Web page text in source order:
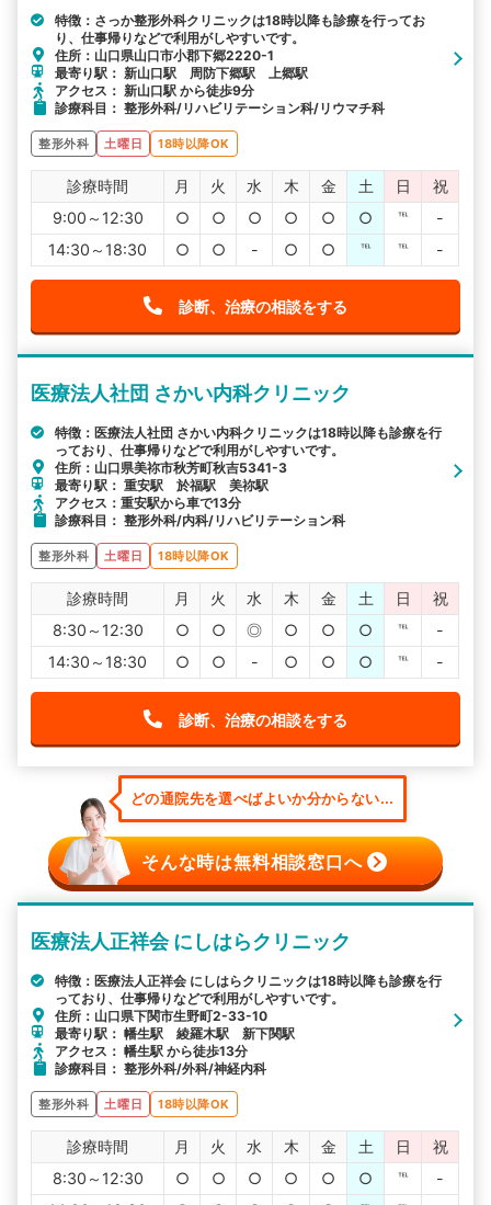
特徴：さっか整形外科クリニックは18時以降も診療を行ってお
り、仕事帰りなどで利用がしやすいです。
住所：山口県山口市小郡下郷2220-1
最寄り駅： 新山口駅 周防下郷駅 上郷駅
アクセス： 新山口駅 から徒歩9分
診療科目： 整形外科/リハビリテーション科/リウマチ科
整形外科 土曜日 18時以降OK
診療時間 月 火 水 木 金 土 日
祝
9:00～12:30
○ ○ ○ ○ ○ ○ ℡
-
14:30～18:30
○ ○ - ○ ○ ℡ ℡ -
診断、治療の相談をする
医療法人社団 さかい内科クリニック
特徴：医療法人社団 さかい内科クリニックは18時以降も診療を行
っており、仕事帰りなどで利用がしやすいです。
住所：山口県美祢市秋芳町秋吉5341-3
最寄り駅： 重安駅 於福駅 美祢駅
アクセス：重安駅から車で13分
診療科目： 整形外科/内科/リハビリテーション科
整形外科 土曜日 18時以降OK
診療時間 月 火 水 木 金 土 日
祝
8:30～12:30
○ ○ ◎ ○ ○ ○ ℡
-
14:30～18:30
○ ○ - ○ ○ ○ ℡ -
診断、治療の相談をする
どの通院先を選べばよいか分からない...
そんな時は無料相談窓口へ
医療法人正祥会 にしはらクリニック
特徴：医療法人正祥会 にしはらクリニックは18時以降も診療を行
っており、仕事帰りなどで利用がしやすいです。
住所：山口県下関市生野町2-33-10
最寄り駅： 幡生駅 綾羅木駅 新下関駅
アクセス： 幡生駅 から徒歩13分
診療科目： 整形外科/外科/神経内科
整形外科 土曜日 18時以降OK
診療時間 月 火 水 木 金 土 日
祝
8:30～12:30
○ ○ ○ ○ ○ ○ ℡
-